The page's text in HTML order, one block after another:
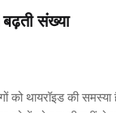
बढ़ती संख्या
को थायरॉइड की